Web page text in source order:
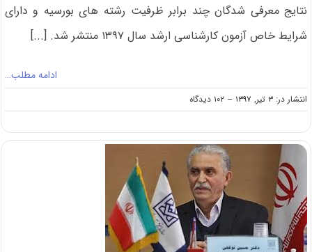
نتایج معرفی شدگان چند برابر ظرفیت رشته های بورسیه و دارای
شرایط خاص آزمون کارشناسی ارشد سال ۱۳۹۷ منتشر شد. [...]
ادامه مطلب…
انتشار در: ۳ تیر, ۱۳۹۷ -- ۱۰۲ دیدگاه
on
انتشار
اولیه
رشته
های
خاص
و
بورسیه
کنکور
ارشد
۹۷